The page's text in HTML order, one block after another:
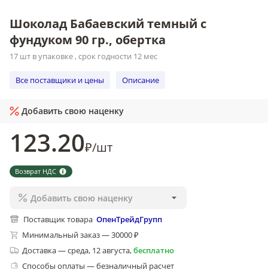
Шоколад Бабаевский темный с
фундуком 90 гр., обертка
17 шт в упаковке , срок годности 12 мес
Все поставщики и цены Описание
Добавить свою наценку
123.20₽/шт
Возврат НДС
Добавить свою наценку
Поставщик товара ОпенТрейдГрупп
Минимальный заказ — 30000 ₽
Доставка—среда, 12 августа,бесплатно
Способы оплаты — безналичный расчет